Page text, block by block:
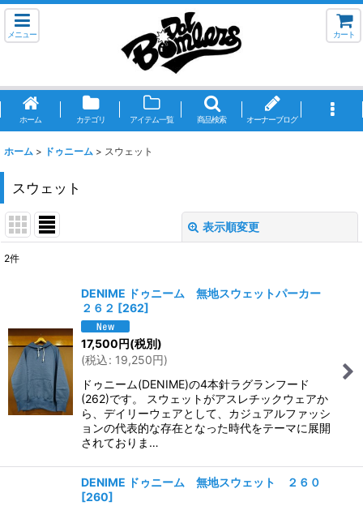
メニュー カート
ホーム カテゴリ アイテム一覧 商品検索 オーナーブログ
ホーム > ドゥニーム > スウェット
スウェット
表示順変更
絞り込む
2件
DENIME ドゥニーム 無地スウェットパーカー
２６２ [262]
17,500円(税別)
(税込: 19,250円)
ドゥニーム(DENIME)の4本針ラグランフード
(262)です。 スウェットがアスレチックウェアか
ら、デイリーウェアとして、カジュアルファッシ
ョンの代表的な存在となった時代をテーマに展開
されておりま…
DENIME ドゥニーム 無地スウェット ２６０
[260]